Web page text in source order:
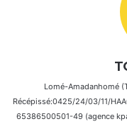
Lomé-Amadanhomé
Récépissé:0425/24/03/11/
65386500501-49 (agence